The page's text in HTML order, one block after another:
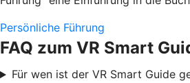
Persönliche Führung
FAQ zum VR Smart
Für wen ist der VR Smart Guide